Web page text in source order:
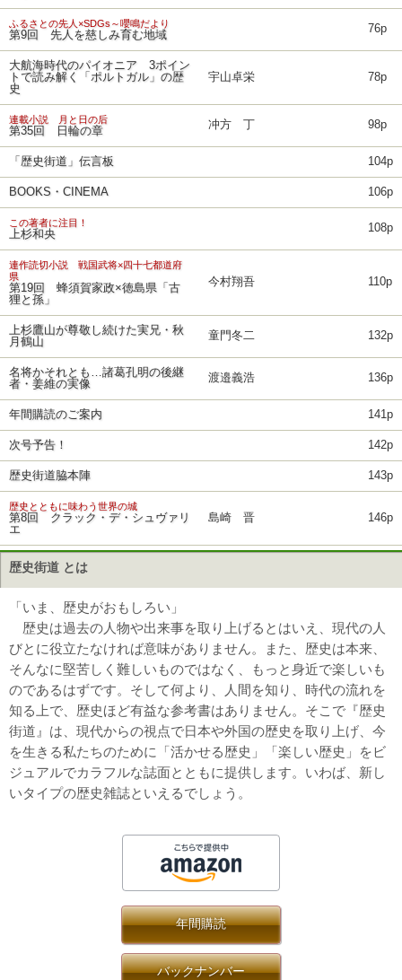
ふるさとの先人×SDGs～嚶鳴だより
第9回 先人を慈しみ育む地域 76p
大航海時代のパイオニア 3ポイン
トで読み解く「ポルトガル」の歴
史
宇山卓栄 78p
連載小説 月と日の后
第35回 日輪の章 冲方 丁 98p
「歴史街道」伝言板 104p
BOOKS・CINEMA 106p
この著者に注目！
上杉和央 108p
連作読切小説 戦国武将×四十七都道府
県
第19回 蜂須賀家政×徳島県「古
狸と孫」
今村翔吾 110p
上杉鷹山が尊敬し続けた実兄・秋
月鶴山
童門冬二 132p
名将かそれとも…諸葛孔明の後継
者・姜維の実像
渡邉義浩 136p
年間購読のご案内 141p
次号予告！ 142p
歴史街道脇本陣 143p
歴史とともに味わう世界の城
第8回 クラック・デ・シュヴァリ
エ
島崎 晋 146p
歴史街道 とは
「いま、歴史がおもしろい」
歴史は過去の人物や出来事を取り上げるとはいえ、現代の人
びとに役立たなければ意味がありません。また、歴史は本来、
そんなに堅苦しく難しいものではなく、もっと身近で楽しいも
のであるはずです。そして何より、人間を知り、時代の流れを
知る上で、歴史ほど有益な参考書はありません。そこで『歴史
街道』は、現代からの視点で日本や外国の歴史を取り上げ、今
を生きる私たちのために「活かせる歴史」「楽しい歴史」をビ
ジュアルでカラフルな誌面とともに提供します。いわば、新し
いタイプの歴史雑誌といえるでしょう。
年間購読
バックナンバー